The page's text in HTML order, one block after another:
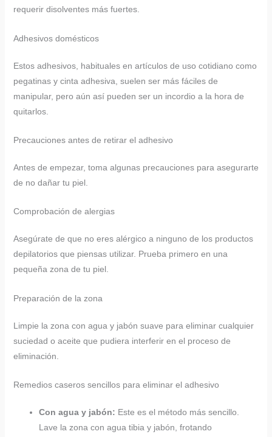
requerir disolventes más fuertes.
Adhesivos domésticos
Estos adhesivos, habituales en artículos de uso cotidiano como
pegatinas y cinta adhesiva, suelen ser más fáciles de
manipular, pero aún así pueden ser un incordio a la hora de
quitarlos.
Precauciones antes de retirar el adhesivo
Antes de empezar, toma algunas precauciones para asegurarte
de no dañar tu piel.
Comprobación de alergias
Asegúrate de que no eres alérgico a ninguno de los productos
depilatorios que piensas utilizar. Prueba primero en una
pequeña zona de tu piel.
Preparación de la zona
Limpie la zona con agua y jabón suave para eliminar cualquier
suciedad o aceite que pudiera interferir en el proceso de
eliminación.
Remedios caseros sencillos para eliminar el adhesivo
Con agua y jabón: Este es el método más sencillo.
Lave la zona con agua tibia y jabón, frotando